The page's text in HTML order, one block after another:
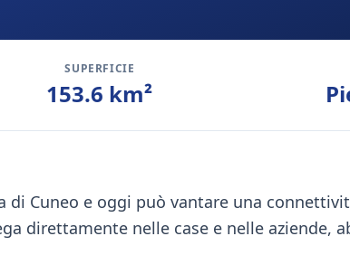
SUPERFICIE
153.6 km²
di Cuneo e oggi può vantare una
direttamente nelle case e nelle aziende,